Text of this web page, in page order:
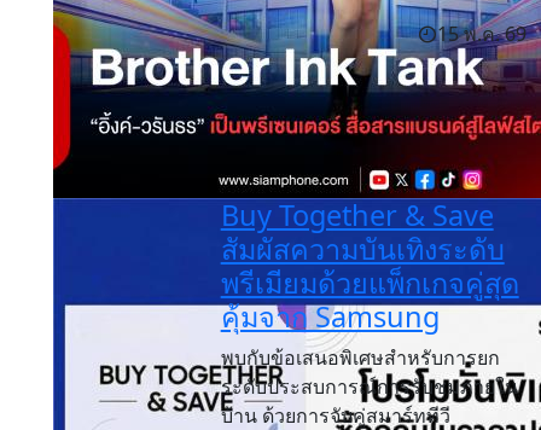
15 พ.ค. 69
Buy Together & Save
สัมผัสความบันเทิงระดับ
พรีเมียมด้วยแพ็กเกจคู่สุด
คุ้มจาก Samsung
พบกับข้อเสนอพิเศษสำหรับการยก
ระดับประสบการณ์การรับชมภายใน
บ้าน ด้วยการจับคู่สมาร์ททีวี